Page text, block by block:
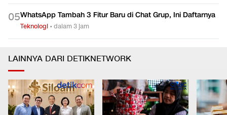
05WhatsApp Tambah 3 Fitur Baru di Chat Grup, Ini Daftarnya
Teknologi •dalam 3 jam
LAINNYA DARI DETIKNETWORK